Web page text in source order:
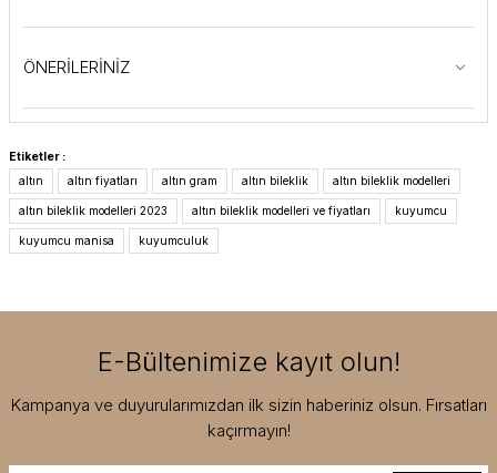
ÖNERİLERİNİZ
Etiketler :
altın
altın fiyatları altın gram altın bileklik altın bileklik modelleri
altın bileklik modelleri 2023 altın bileklik modelleri ve fiyatları kuyumcu
kuyumcu manisa kuyumculuk
E-Bültenimize kayıt olun!
Kampanya ve duyurularımızdan ilk sizin haberiniz olsun. Fırsatları
kaçırmayın!